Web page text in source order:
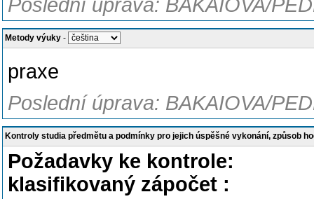
Poslední úprava: BAKAIOVA/
Metody výuky -
praxe
Poslední úprava: BAKAIOVA/
Kontroly studia předmětu a podmínky pro jejich úspěšné vykonání, způsob
Požadavky ke kontrole:
klasifikovaný zápočet :